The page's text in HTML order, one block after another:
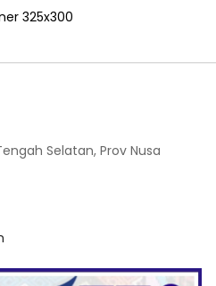
Selatan, Prov Nusa